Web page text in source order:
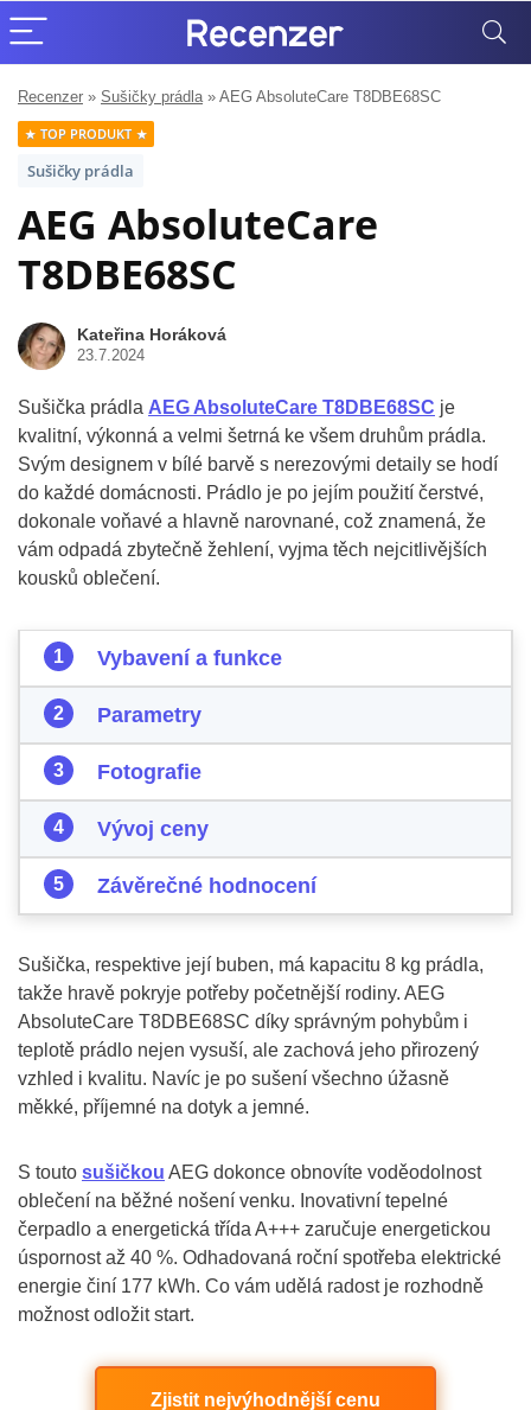
Recenzer » Sušičky prádla» AEG AbsoluteCare T8DBE68SC
TOP PRODUKT
Sušičky prádla
AEG AbsoluteCare
T8DBE68SC
Kateřina Horáková
23.7.2024
Sušička prádla AEG AbsoluteCare T8DBE68SC je
kvalitní, výkonná a velmi šetrná ke všem druhům prádla.
Svým designem v bílé barvě s nerezovými detaily se hodí
do každé domácnosti. Prádlo je po jejím použití čerstvé,
dokonale voňavé a hlavně narovnané, což znamená, že
vám odpadá zbytečně žehlení, vyjma těch nejcitlivějších
kousků oblečení.
Vybavení a funkce
Parametry
Fotografie
Vývoj ceny
Závěrečné hodnocení
Sušička, respektive její buben, má kapacitu 8 kg prádla,
takže hravě pokryje potřeby početnější rodiny. AEG
AbsoluteCare T8DBE68SC díky správným pohybům i
teplotě prádlo nejen vysuší, ale zachová jeho přirozený
vzhled i kvalitu. Navíc je po sušení všechno úžasně
měkké, příjemné na dotyk a jemné.
S touto sušičkou AEG dokonce obnovíte voděodolnost
oblečení na běžné nošení venku. Inovativní tepelné
čerpadlo a energetická třída A+++ zaručuje energetickou
úspornost až 40 %. Odhadovaná roční spotřeba elektrické
energie činí 177 kWh. Co vám udělá radost je rozhodně
možnost odložit start.
Zjistit nejvýhodnější cenu